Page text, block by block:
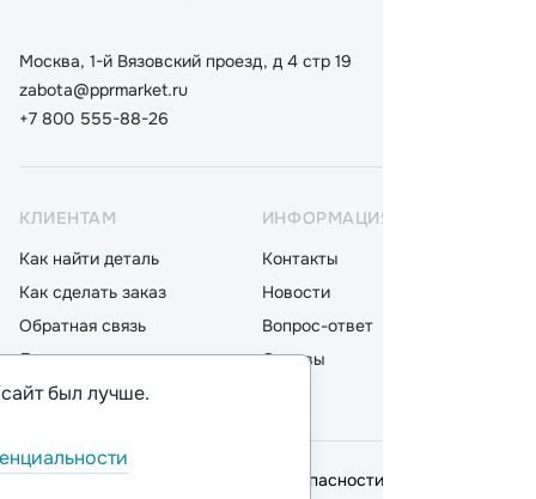
Москва, 1-й Вязовский проезд, д 4 стр 19
zabota@pprmarket.ru
+7 800 555-88-26
КЛИЕНТАМ
Как найти деталь
Как сделать заказ
Обратная связь
Доставка
Оплата
ИНФОРМАЦИЯ
Контакты
Новости
Вопрос-ответ
Отзывы
© 2026,ООО "ППР"
Политика безопасности
был лучше.